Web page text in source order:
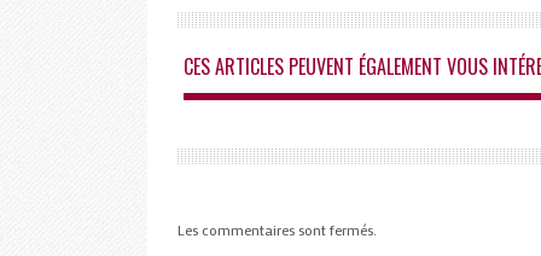
CES ARTICLES PEUVENT ÉGALEMENT VOUS
Les commentaires sont fermés.